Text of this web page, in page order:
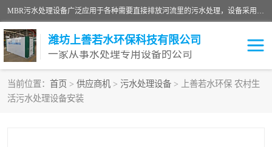
MBR污水处理设备广泛应用于各种需要直接排放河流里的污水处理，设备采用膜生物反应器（Membrane Bioreactor,简称MBR〕技术，取代了传统工艺中的二沉池，它可以*地进行固液分离，得到直接使用的稳定中水，又可在生物池内维持高浓度的微生物量，工艺剩余污泥少，极有效地去除氨氮，出水悬浮物和浊度接近于零，出水中细菌和病毒被大幅度去除，能耗低，占地面积小。
潍坊上善若水环保科技有限公司
一家从事水处理专用设备的公司
当前位置： 首页 > 供应商机 > 污水处理设备 > 上善若水环保 农村生
活污水处理设备安装
污水处理设备